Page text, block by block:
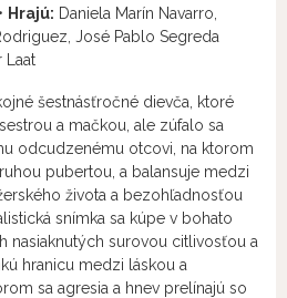
Hrajú: Daniela Marín Navarro,
José Pablo Segreda
Laat
šestnásťročné dievča, ktoré
a mačkou, ale zúfalo sa
odcudzenému otcovi, na ktorom
pubertou, a balansuje medzi
života a bezohľadnosťou
snímka sa kúpe v bohato
nasiaknutých surovou citlivosťou a
hranicu medzi láskou a
sa agresia a hnev prelínajú so